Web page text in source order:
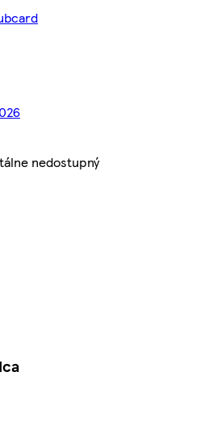
nedostupný